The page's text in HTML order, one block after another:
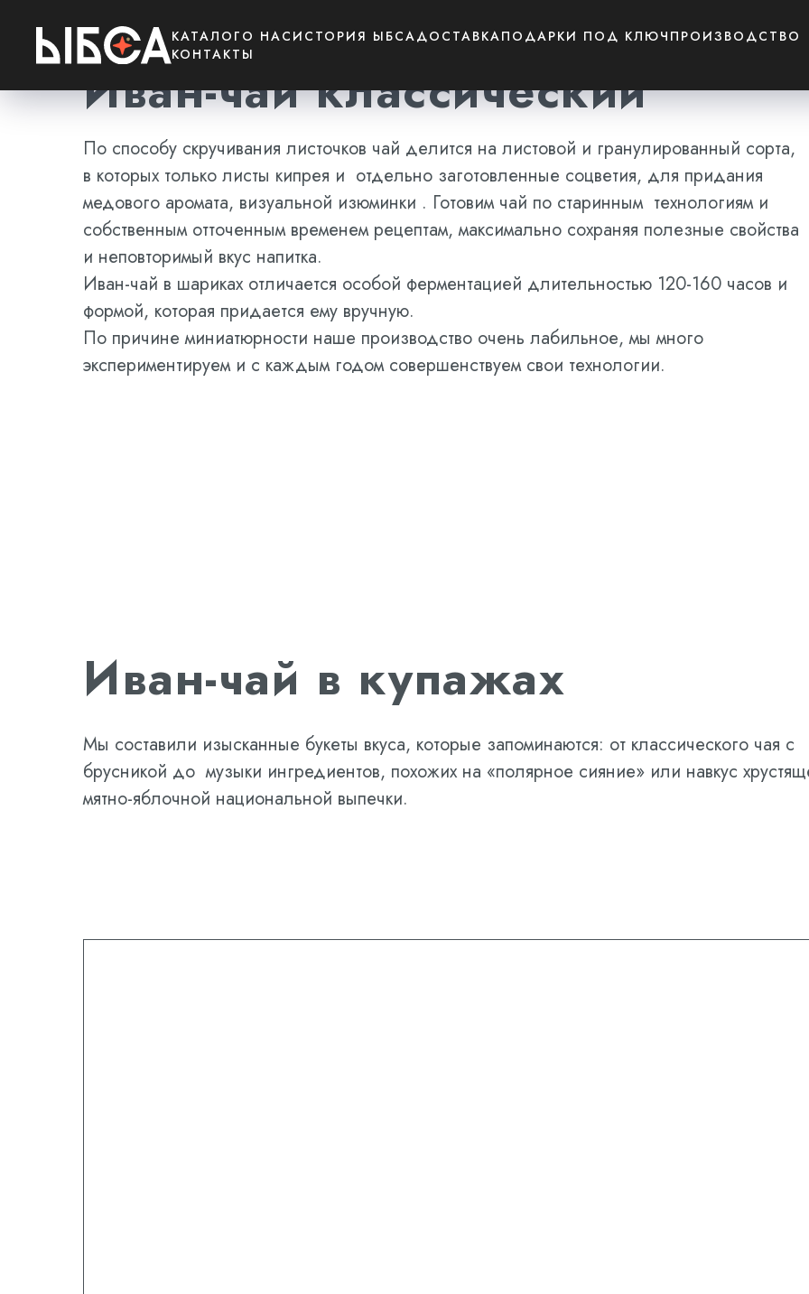
КАТАЛОГ О НАС ИСТОРИЯ ЫБСАДОСТАВКАПОДАРКИ ПОД КЛЮЧ ПРОИЗВОДСТВО
КОНТАКТЫ
Иван-чай классический
По способу скручивания листочков чай делится на листовой и гранулированный сорта,
в которых только листы кипрея и отдельно заготовленные соцветия, для придания
медового аромата, визуальной изюминки . Готовим чай по старинным технологиям и
собственным отточенным временем рецептам, максимально сохраняя полезные свойства
и неповторимый вкус напитка.
Иван-чай в шариках отличается особой ферментацией длительностью 120-160 часов и
формой, которая придается ему вручную.
По причине миниатюрности наше производство очень лабильное, мы много
экспериментируем и с каждым годом совершенствуем свои технологии.
Иван-чай в купажах
Мы составили изысканные букеты вкуса, которые запоминаются: от классического чая с
брусникой до музыки ингредиентов, похожих на «полярное сияние» или навкус
мятно-яблочной национальной выпечки.